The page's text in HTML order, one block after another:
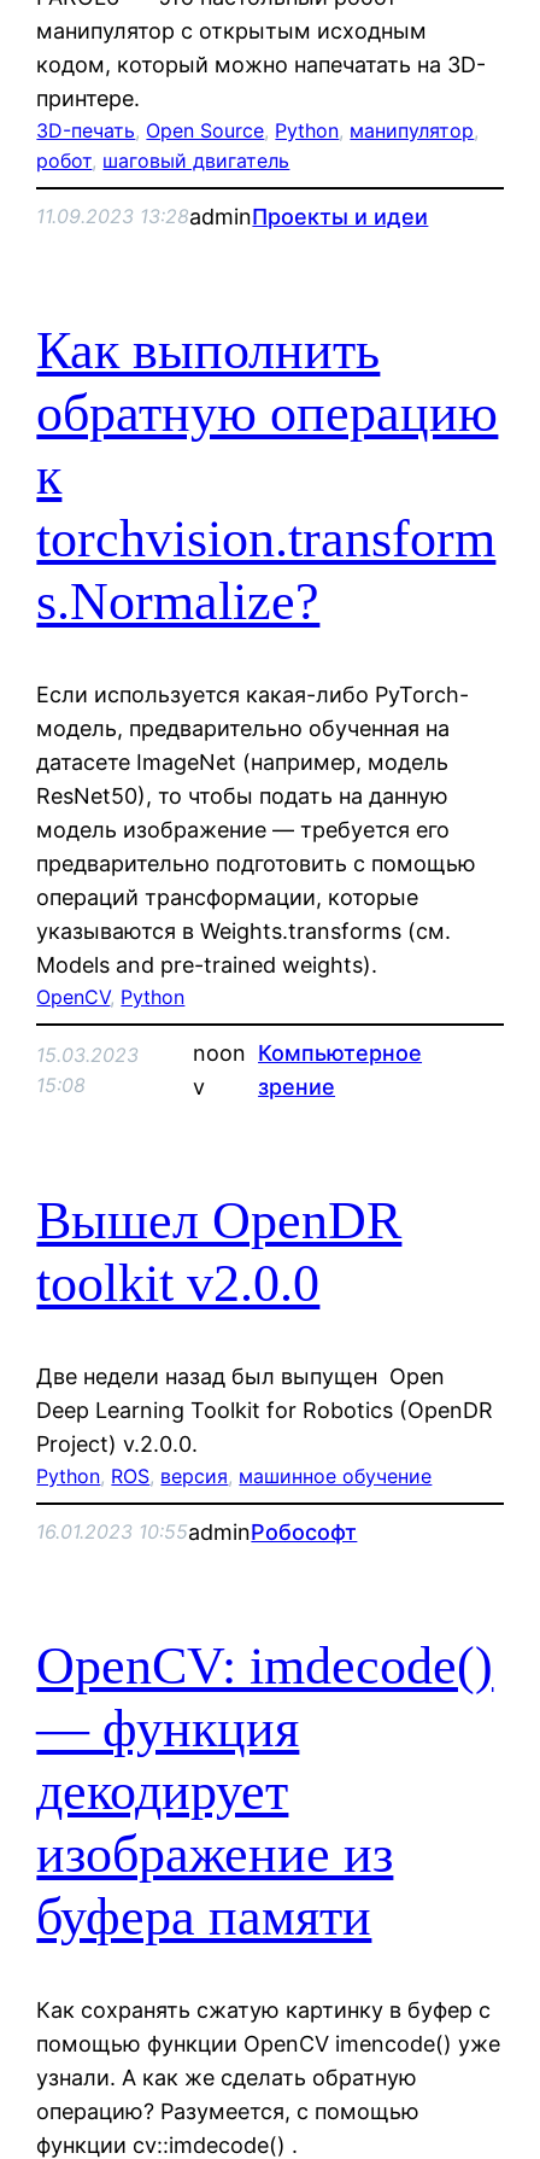
манипулятор с открытым исходным
кодом, который можно напечатать на 3D-
принтере.
3D-печать, Open Source, Python, манипулятор
робот, шаговый двигатель
11.09.2023 13:28adminПроекты и идеи
Как выполнить
обратную операцию
к
torchvision.transform
s.Normalize?
Если используется какая-либо PyTorch-
модель, предварительно обученная на
датасете ImageNet (например, модель
ResNet50), то чтобы подать на данную
модель изображение — требуется его
предварительно подготовить с помощью
операций трансформации, которые
указываются в Weights.transforms (см.
Models and pre-trained weights).
OpenCV, Python
15.03.2023
15:08
noon
v
Компьютерное
зрение
Вышел OpenDR
toolkit v2.0.0
Две недели назад был выпущен Open
Deep Learning Toolkit for Robotics (OpenDR
Project) v.2.0.0.
Python, ROS, версия, машинное обучение
16.01.2023 10:55adminРобософт
OpenCV: imdecode()
— функция
декодирует
изображение из
буфера памяти
Как сохранять сжатую картинку в буфер с
помощью функции OpenCV imencode() уже
узнали. А как же сделать обратную
операцию? Разумеется, с помощью
функции cv::imdecode() .